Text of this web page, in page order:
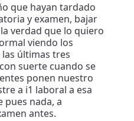
que hayan tardado
y examen, bajar
verdad que lo quiero
viendo los
últimas tres
suerte cuando se
ponen nuestro
a i1 laboral a esa
pues nada, a
antes.